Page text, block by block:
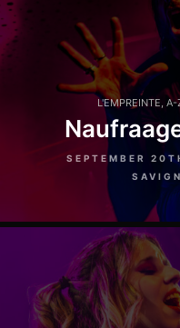
L'EMPREINTE, A-
SEPTEMBER